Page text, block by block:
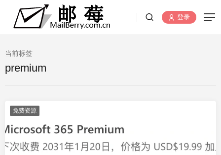
登录
当前标签
premium
免费资源